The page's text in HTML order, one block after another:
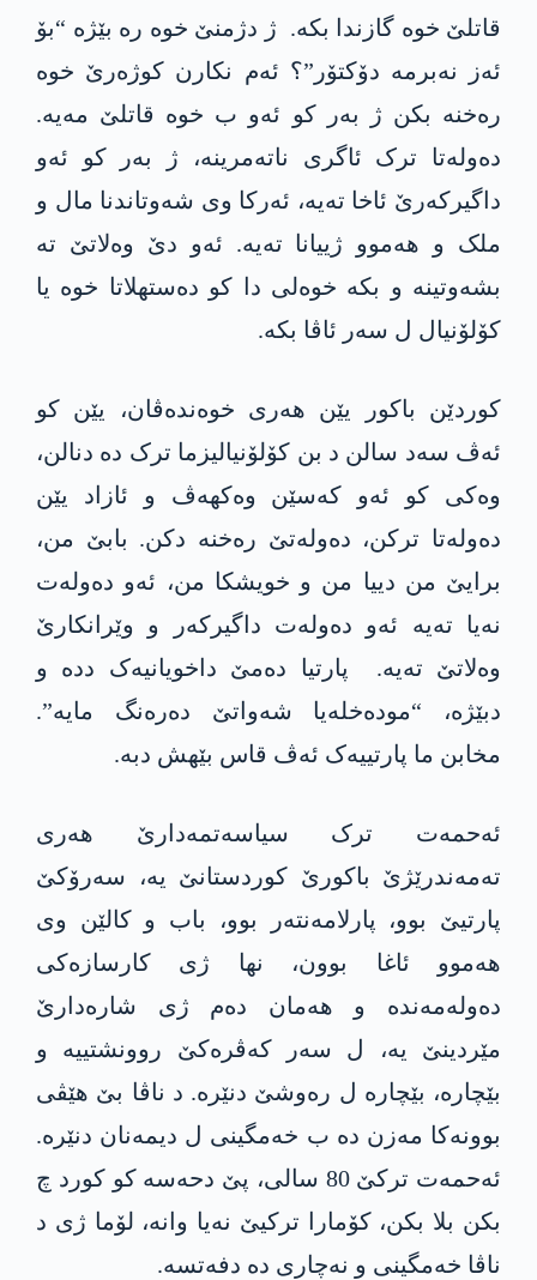
قاتلێ خوە گازندا بکە. ژ دژمنێ خوە رە بێژە “بۆ
ئەز نەبرمە دۆکتۆر”؟ ئەم نکارن کوژەرێ خوە
رەخنە بکن ژ بەر کو ئەو ب خوە قاتلێ مەیە.
دەولەتا ترک ئاگری ناتەمرینە، ژ بەر کو ئەو
داگیرکەرێ ئاخا تەیە، ئەرکا وی شەوتاندنا مال و
ملک و ھەموو ژییانا تەیە. ئەو دێ وەلاتێ تە
بشەوتینە و بکە خوەلی دا کو دەستھلاتا خوە یا
کۆلۆنیال ل سەر ئاڤا بکە.
کوردێن باکور یێن ھەری خوەندەڤان، یێن کو
ئەڤ سەد سالن د بن کۆلۆنیالیزما ترک دە دنالن،
وەکی کو ئەو کەسێن وەکھەڤ و ئازاد یێن
دەولەتا ترکن، دەولەتێ رەخنە دکن. بابێ من،
برایێ من دییا من و خویشکا من، ئەو دەولەت
نەیا تەیە ئەو دەولەت داگیرکەر و وێرانکارێ
وەلاتێ تەیە. پارتیا دەمێ داخویانیەک ددە و
دبێژە، “مودەخلەیا شەواتێ دەرەنگ مایە”.
مخابن ما پارتییەک ئەڤ قاس بێھش دبە.
ئەحمەت ترک سیاسەتمەدارێ ھەری
تەمەندرێژێ باکورێ کوردستانێ یە، سەرۆکێ
پارتیێ بوو، پارلامەنتەر بوو، باب و کالێن وی
ھەموو ئاغا بوون، نها ژی کارسازەکی
دەولەمەندە و ھەمان دەم ژی شارەدارێ
مێردینێ یە، ل سەر کەڤرەکێ روونشتییە و
بێچارە، بێچارە ل رەوشێ دنێرە. د ناڤا بێ هێڤی
بوونەکا مەزن دە ب خەمگینی ل دیمەنان دنێرە.
ئەحمەت ترکێ 80 سالی، پێ دحەسە کو کورد چ
بکن بلا بکن، کۆمارا ترکیێ نەیا وانە، لۆما ژی د
ناڤا خەمگینی و نەچاری دە دفەتسە.